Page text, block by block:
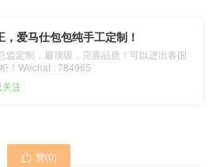
，爱马仕包包纯手工定制！
监定制，最顶级，完善品质！可以进出各国
！Wechat : 784965
注
 赞(0)